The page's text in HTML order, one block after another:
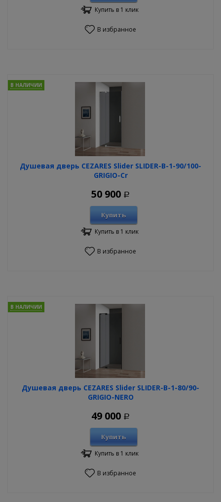
Купить в 1 клик
В избранное
Душевая дверь CEZARES Slider SLIDER-B-1-90/100-
GRIGIO-Cr
В НАЛИЧИИ
50 900 Р
Купить
Купить в 1 клик
В избранное
Душевая дверь CEZARES Slider SLIDER-B-1-80/90-
GRIGIO-NERO
В НАЛИЧИИ
49 000 Р
Купить
Купить в 1 клик
В избранное